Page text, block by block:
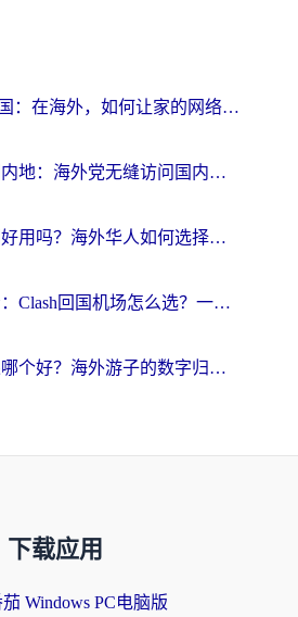
Openwrt 回国：在海外，如何让家的网络触手可及
香港翻墙回内地：海外党无缝访问国内资源的加速器选择全攻略
迅游和回国好用吗？海外华人如何选择靠谱的回国加速器
海外党必看：Clash回国机场怎么选？一篇搞定无缝访问国内资源的全攻略
穿梭和松果哪个好？海外游子的数字归乡路，到底该怎么选
下载应用
Windows PC电脑版